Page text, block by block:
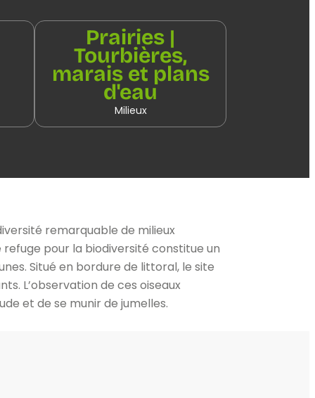
Prairies |
Tourbières,
marais et plans
d'eau
Milieux
remarquable de milieux
refuge pour la biodiversité constitue un
Situé en bordure de littoral, le site
L’observation de ces oiseaux
et de se munir de jumelles.